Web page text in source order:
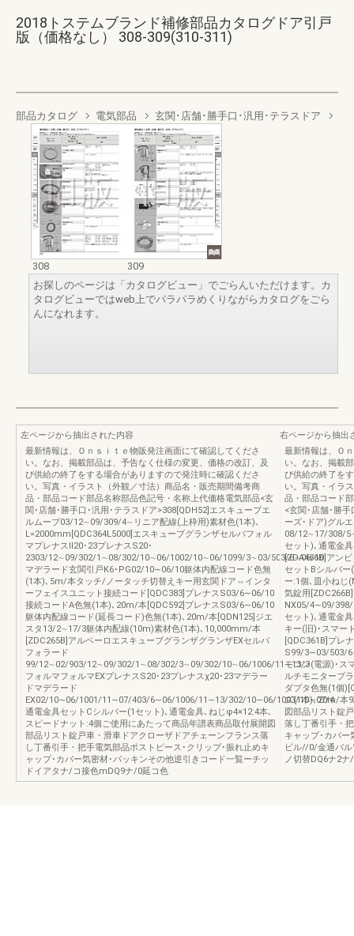
2018トステムブランド補修部品カタログドア引戸
版（価格なし） 308-309(310-311)
部品カタログ 電気部品 玄関･店舗･勝手口･汎用･テラスドア
308
309
お探しのページは「カタログビュー」でごらんいただけます。カ
タログビューではweb上でパラパラめくりながらカタログをごら
んになれます。
左ページから抽出された内容
最新情報は、Ｏｎｓｉｔｅ物販発注画面にて確認してくださ
い。なお、掲載部品は、予告なく仕様の変更、価格の改訂、及
び供給の終了をする場合がありますので発注時に確認くださ
い。写真・イラスト（外観／寸法）商品名・販売期間備考商
品・部品コード部品名称部品色記号・名称上代価格電気部品<玄
関･店舗･勝手口･汎用･テラスドア>308[QDH52]エスキューブエ
ルムーブ03/12∼09/309/4∼リニア配線(上枠用)素材色(1本)､
L=2000mm[QDC364L5000]エスキューブグランザセルバフォル
マプレナスⅡ20･23プレナスS20･
2303/12∼09/302/1∼08/302/10∼06/1002/10∼06/1099/3∼03/503/6∼06/10
マデラード玄関引戸K6･PG02/10∼06/10躯体内配線コード色無
(1本)､5m/本タッチ/ノータッチ切替えキー用玄関ドア⇔インタ
ーフェイスユニット接続コード[QDC383]プレナスS03/6∼06/10
接続コードA色無(1本)､20m/本[QDC592]プレナスS03/6∼06/10
躯体内配線コード(延長コード)色無(1本)､20m/本[QDN125]ジエ
スタ13/2∼17/3躯体内配線(10m)素材色(1本)､10,000mm/本
[ZDC265B]アルベーロエスキューブグランザグランザEXセルバ
フォラード
99/12∼02/903/12∼09/302/1∼08/302/3∼09/302/10∼06/1006/11∼13/3
フォルマフォルマEXプレナスS20･23プレナスχ20･23マデラー
ドマデラード
EX02/10∼06/1001/11∼07/403/6∼06/1006/11∼13/302/10∼06/1003/10∼07/4
通電金具セットCシルバー(1セット)､通電金具､ねじφ4×12:4本､
スピードナット:4個ご使用にあたって商品年譜表商品取付展開図
部品リスト錠戸車・滑車ドアクローザドアチェーンフランス落
し丁番引手・把手電気部品ポストピース･クリップ･振れ止めキ
ャップ･カバー気密材･パッキンその他逆引きコード一覧ーチッ
ドイアタナ/コ接色mDQ9ナ/0延コ色
右ページから抽出
最新情報は、Ｏ
い。なお、掲載
び供給の終了を
い。写真・イラ
品・部品コード
<玄関･店舗･勝
ーズ･ドア)グル
08/12∼17/308/
セット)､通電金
[ZDA466B]アン
セットBシルバ
ー:1個､皿小ね
気錠用
NX05/4∼09/
セット)､通電金
キー(旧)･スマー
[QDC361B]プレ
S99/3∼03/503/
モコン(電源)･ス
ルチモニタープ
ダプタ色無(1個
ズ(1本)､20m/本9
図部品リスト錠
落し丁番引手・
キャップ･カバー
ビル//0/金通バ
ノ切替DQ6ナ2